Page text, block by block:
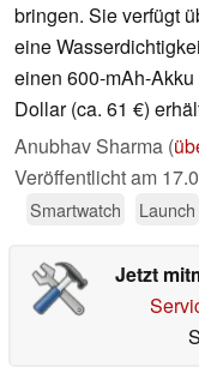
bringen. Sie verfügt
eine
einen 600-mAh-
Dollar (ca. 61 €)
Anubhav Sharma (
Veröffentlicht am
Smartwatch Launch
Jetzt